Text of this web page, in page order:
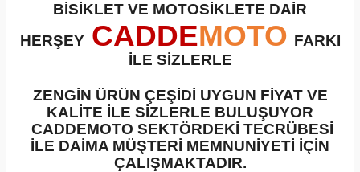
BİSİKLET VE MOTOSİKLETE DAİR
HERŞEY CADDEMOTO FARKI
İLE SİZLERLE
ZENGİN ÜRÜN ÇEŞİDİ UYGUN FİYAT VE
KALİTE İLE SİZLERLE BULUŞUYOR
CADDEMOTO SEKTÖRDEKİ TECRÜBESİ
İLE DAİMA MÜŞTERİ MEMNUNİYETİ İÇİN
ÇALIŞMAKTADIR.